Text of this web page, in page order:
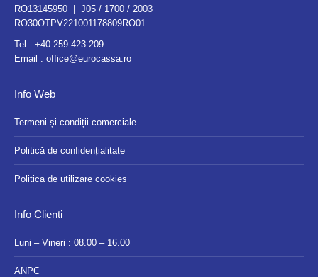
RO13145950 | J05 / 1700 / 2003
RO30OTPV221001178809RO01
Tel : +40 259 423 209
Email : office@eurocassa.ro
Info Web
Termeni și condiții comerciale
Politică de confidențialitate
Politica de utilizare cookies
Info Clienti
Luni – Vineri : 08.00 – 16.00
ANPC